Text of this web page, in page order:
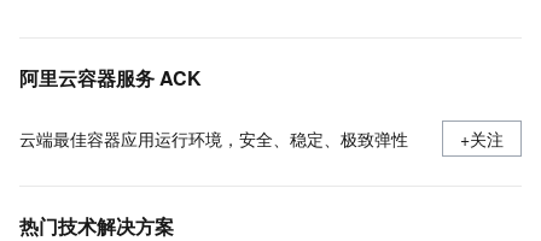
采集ACK集群容器日志（DaemonSet方式部署日志采集）
阿里云容器服务 ACK
云端最佳容器应用运行环境，安全、稳定、极致弹性 +关注
热门技术解决方案